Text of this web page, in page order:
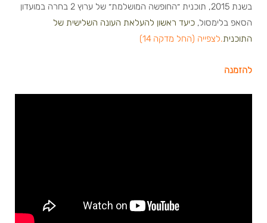
בשנת 2015, תוכנית ״החופשה המושלמת״ של ערוץ 2 בחרה במועדון
הסאפ בלימסול, כיעד ראשון להעלאת העונה השלישית של
התוכנית.לצפייה (החל מדקה 14)
להזמנה